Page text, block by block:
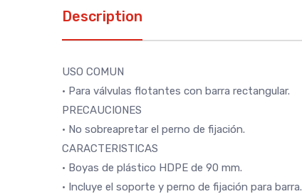
Description
USO COMUN
• Para válvulas flotantes con barra rectangular.
PRECAUCIONES
• No sobreapretar el perno de fijación.
CARACTERISTICAS
• Boyas de plástico HDPE de 90 mm.
• Incluye el soporte y perno de fijación para barra.